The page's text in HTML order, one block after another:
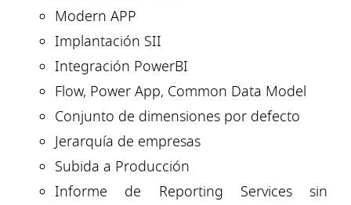
Modern APP
Implantación SII
Integración PowerBI
Flow, Power App, Common Data Model
Conjunto de dimensiones por defecto
Jerarquía de empresas
Subida a Producción
Informe de Reporting Services sin